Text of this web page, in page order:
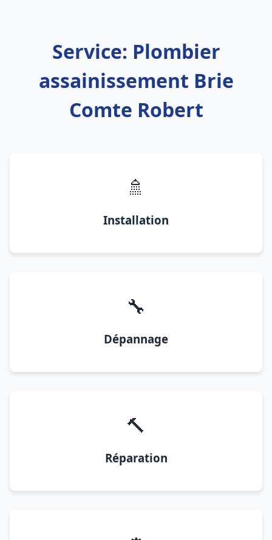
Service: Plombier
assainissement Brie
Comte Robert
🚿
Installation
🔧
Dépannage
🔨
Réparation